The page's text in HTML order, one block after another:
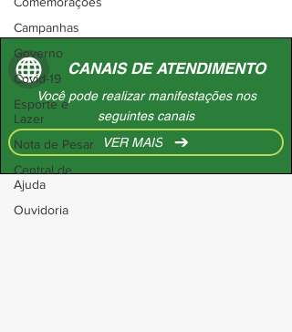
Campanhas
Governo
Covid-19
Esporte e
Lazer
Nota de Pesar
Central de
Ajuda
Ouvidoria
CANAIS DE ATENDIMENTO
Você pode realizar manifestações nos
seguintes canais
VER MAIS